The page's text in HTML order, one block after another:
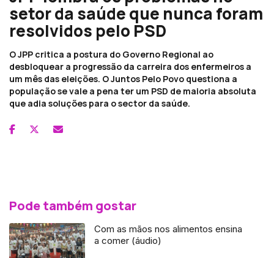
setor da saúde que nunca foram
resolvidos pelo PSD
O JPP critica a postura do Governo Regional ao
desbloquear a progressão da carreira dos enfermeiros a
um mês das eleições. O Juntos Pelo Povo questiona a
população se vale a pena ter um PSD de maioria absoluta
que adia soluções para o sector da saúde.
Pode também gostar
Com as mãos nos alimentos ensina
a comer (áudio)